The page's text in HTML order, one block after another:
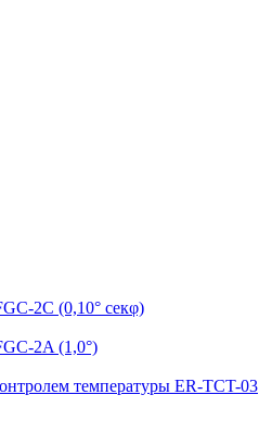
2C (0,10° секφ)
2A (1,0°)
температуры ER-TCT-03